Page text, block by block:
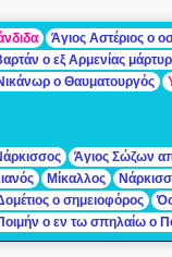
Άγιος Αστέριος ο
ο εξ Αρμενίας
ο Θαυματουργός
Άγιος Σώζων
Μίκαλλος
ο σημειοφόρος
ο εν τω σπηλαίω ο